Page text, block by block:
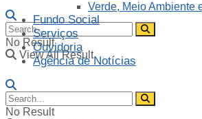
No Result
View All Result
Verde, Meio Ambiente
Fundo Social
Serviços
Ouvidoria
Agência de Notícias
No Result